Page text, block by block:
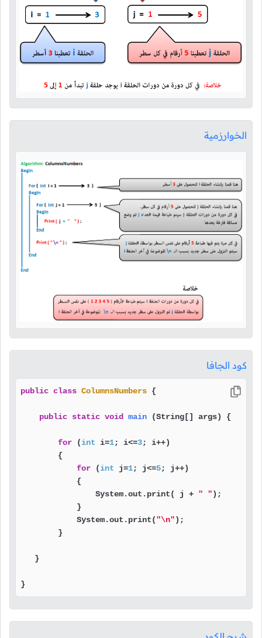
الخوارزمية
كود الجافا
public class ColumnsNumbers {
public static void main (String[] args) {
for (int i=1; i<=3; i++)
        {
for (int j=1; j<=5; j++)
            {
                System.out.print( j +
" ");
            }
            System.out.print(
"\n");
        }
   }
}